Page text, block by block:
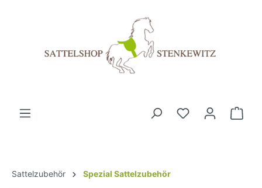
Sattelzubehör Spezial Sattelzubehör